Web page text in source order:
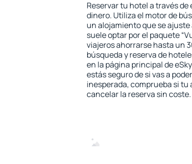
Reservar tu hotel a través
dinero. Utiliza el motor de
un alojamiento que se
suele optar por el paquete
viajeros ahorrarse hasta un
búsqueda y reserva de
en la página principal de
estás seguro de si vas a
inesperada, comprueba si
cancelar la reserva sin coste.